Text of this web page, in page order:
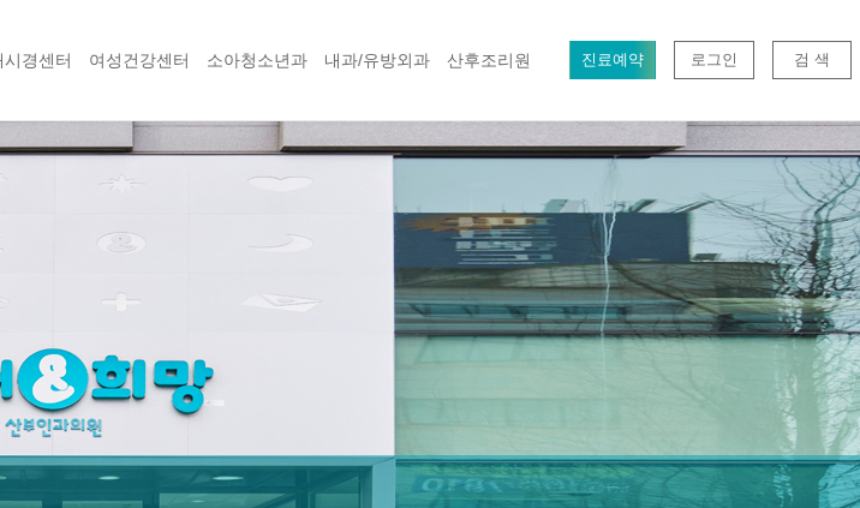
경센터 여성건강센터 소아청소년과 내과/유방외과 산후조리원 진료예약 로그인 검 색